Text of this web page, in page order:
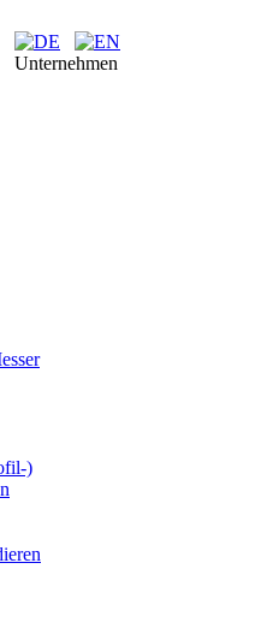
Unternehmen
)